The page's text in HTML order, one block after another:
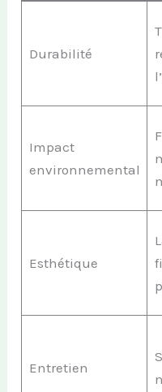
Durabilité
Impact
environnemental
Esthétique
Entretien